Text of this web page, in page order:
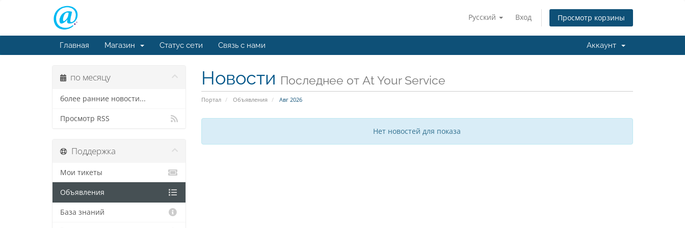
Русский Вход Просмотр корзины
Главная Магазин Статус сети Связь с нами Аккаунт
Новости Последнее от At Your Service
Портал Объявления Авг 2026
по месяцу
более ранние новости...
Просмотр RSS
Нет новостей для показа
Поддержка
Мои тикеты
Объявления
База знаний